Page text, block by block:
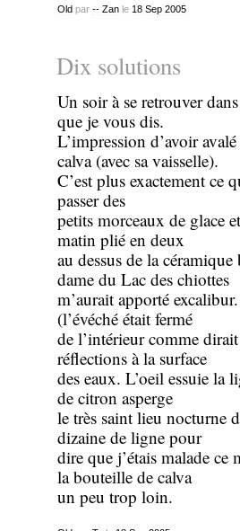
Oldpar -- Zanle 18 Sep 2005
Dix solutions
Un soir à se retrouver
que je vous dis.
L’impression d’avoir
calva (avec sa vaisselle).
C’est plus exactement ce
passer des
petits morceaux de glace
matin plié en deux
au dessus de la
dame du Lac des chiottes
m’aurait apporté
(l’évéché était fermé
de l’intérieur comme
réflections à la surface
des eaux. L’oeil essuie la
de citron asperge
le très saint lieu nocturne
dizaine de ligne pour
dire que j’étais malade ce
la bouteille de calva
un peu trop loin.